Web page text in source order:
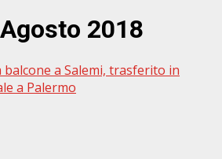
2018
balcone a Salemi, trasferito in
a Palermo